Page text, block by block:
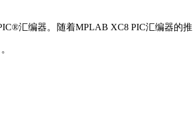
汇编器。随着MPLAB XC8 PIC汇编器的推